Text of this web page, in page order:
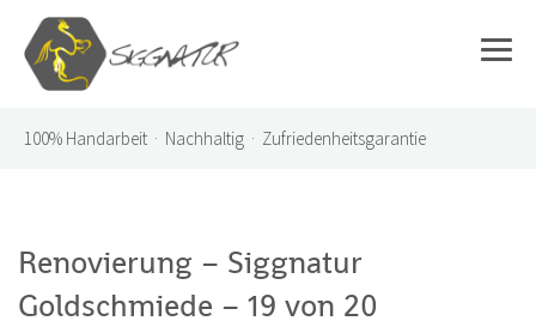
100% Handarbeit · Nachhaltig · Zufriedenheitsgarantie
Renovierung – Siggnatur
Goldschmiede – 19 von 20